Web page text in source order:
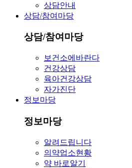
상담안내
상담/참여마당
상담/참여마당
보건소에바란다
건강상담
육아건강상담
자가진단
정보마당
정보마당
알려드립니다
의약업소현황
약 바로알기